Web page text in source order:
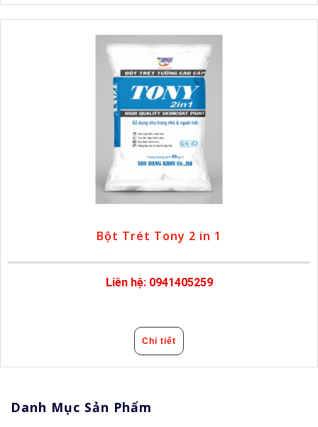
Bột Trét Tony 2 in 1
Liên hệ: 0941405259
Chi tiết
Danh Mục Sản Phẩm